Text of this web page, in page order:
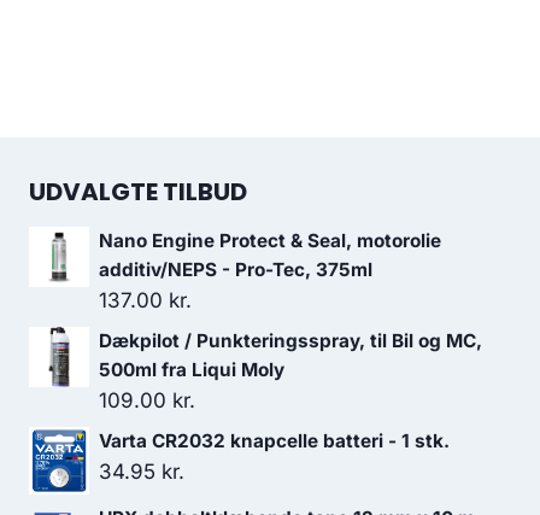
UDVALGTE TILBUD
Nano Engine Protect & Seal, motorolie
additiv/NEPS - Pro-Tec, 375ml
137.00 kr.
Dækpilot / Punkteringsspray, til Bil og MC,
500ml fra Liqui Moly
109.00 kr.
Varta CR2032 knapcelle batteri - 1 stk.
34.95 kr.